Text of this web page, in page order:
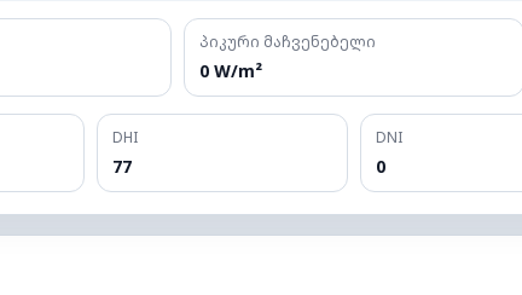
პიკური მაჩვენებელი
0 W/m²
DHI
77
DNI
0